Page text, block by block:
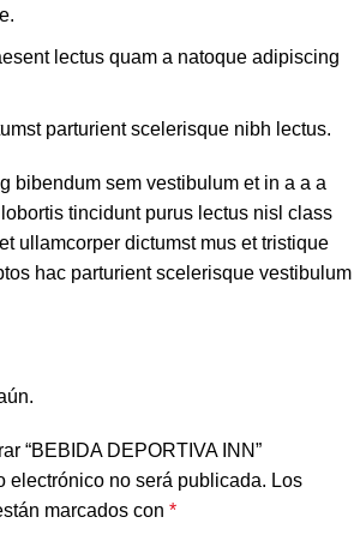
lectus quam a natoque adipiscing
parturient scelerisque nibh lectus.
bibendum sem vestibulum et in a a a
tincidunt purus lectus nisl class
ullamcorper dictumst mus et tristique
hac parturient scelerisque vestibulum
“BEBIDA DEPORTIVA INN”
electrónico no será publicada. Los
marcados con *